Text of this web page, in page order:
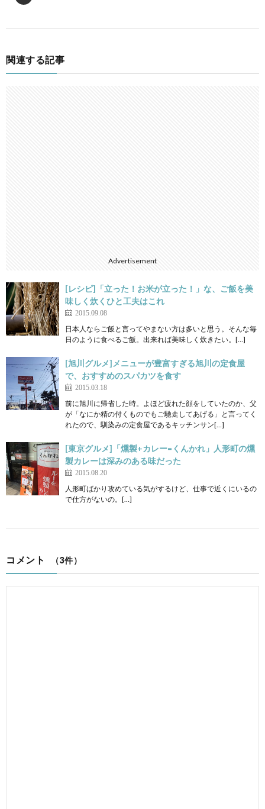
関連する記事
Advertisement
[レシピ]「立った！お米が立った！」な、ご飯を美
味しく炊くひと工夫はこれ
2015.09.08
日本人ならご飯と言ってやまない方は多いと思う。そんな毎
日のように食べるご飯。出来れば美味しく炊きたい。[…]
[旭川グルメ]メニューが豊富すぎる旭川の定食屋
で、おすすめのスパカツを食す
2015.03.18
前に旭川に帰省した時。よほど疲れた顔をしていたのか、父
が「なにか精の付くものでもご馳走してあげる」と言ってく
れたので、馴染みの定食屋であるキッチンサン[…]
[東京グルメ]「燻製+カレー=くんかれ」人形町の燻
製カレーは深みのある味だった
2015.08.20
人形町ばかり攻めている気がするけど、仕事で近くにいるの
で仕方がないの。[…]
コメント （3件）